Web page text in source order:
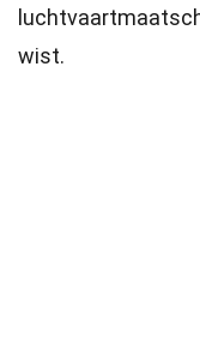
wist.